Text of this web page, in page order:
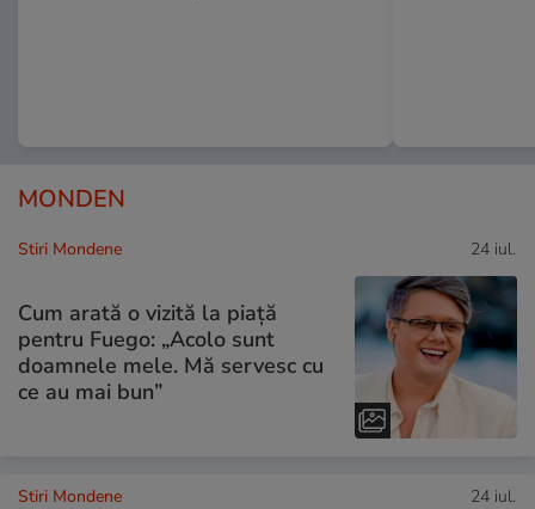
MONDEN
Stiri Mondene 24 iul.
Cum arată o vizită la piață
pentru Fuego: „Acolo sunt
doamnele mele. Mă servesc cu
ce au mai bun”
Stiri Mondene 24 iul.